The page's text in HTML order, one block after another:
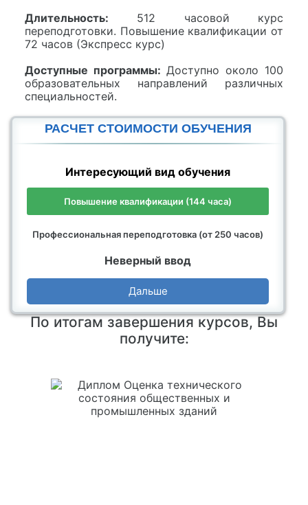
Длительность: 512 часовой курс
переподготовки. Повышение квалификации от
72 часов (Экспресс курс)
Доступные программы: Доступно около 100
образовательных направлений различных
специальностей.
РАСЧЕТ СТОИМОСТИ ОБУЧЕНИЯ
Интересующий вид обучения
Повышение квалификации (144 часа)
Профессиональная переподготовка (от 250 часов)
Неверный ввод
Дальше
По итогам завершения курсов, Вы
получите: